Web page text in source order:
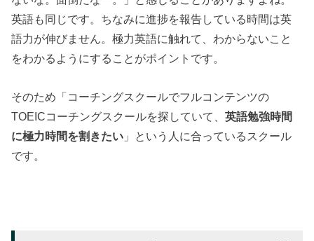
英語も同じです。ちなみに進捗を報告している時間は英
語力が伸びません。極力英語に触れて、わからないこと
をわかるようにすることがポイントです。
そのため「コーチングスクールでフルコンテンツの
TOEICコーチングスクールを探していて、英語勉強時間
に極力時間を割きたい 」という人に合っているスクール
です。